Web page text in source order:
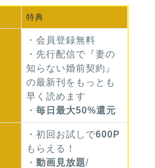
特典
・会員登録無料
・先行配信で『妻の
知らない婚前契約』
の最新刊をもっとも
早く読めます
・ 毎日最大50%還元
・初回お試しで600P
もらえる！
・ 動画見放題/